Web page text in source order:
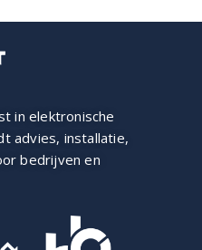
in elektronische
advies, installatie,
bedrijven en